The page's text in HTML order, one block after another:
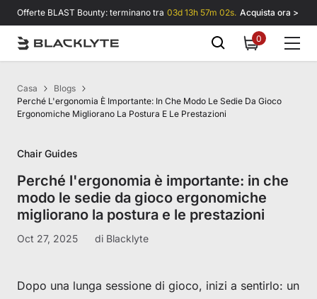
Vai al contenuto
Offerte BLAST Bounty: terminano tra 03d 13h 57m 02s. Acquista ora >
00
items
Casa
Blogs
Perché L'ergonomia È Importante: In Che Modo Le Sedie Da Gioco
Ergonomiche Migliorano La Postura E Le Prestazioni
Chair Guides
Perché l'ergonomia è importante: in che
modo le sedie da gioco ergonomiche
migliorano la postura e le prestazioni
Oct 27, 2025 di Blacklyte
Dopo una lunga sessione di gioco, inizi a sentirlo: un